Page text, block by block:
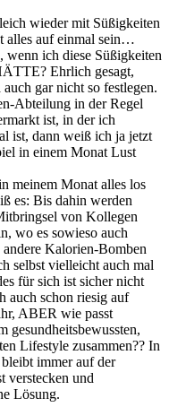
wieder mit Süßigkeiten
alles auf einmal sein…
ich diese Süßigkeiten
Ehrlich gesagt,
gar nicht so festlegen.
Abteilung in der Regel
ist, in der ich
ist, dann weiß ich ja jetzt
in einem Monat Lust
meinem Monat alles los
es: Bis dahin werden
von Kollegen
wo es sowieso auch
Kalorien-Bomben
selbst vielleicht auch mal
für sich ist sicher nicht
auch schon riesig auf
ABER wie passt
Lifestyle zusammen?? In
immer auf der
verstecken und
Lösung.